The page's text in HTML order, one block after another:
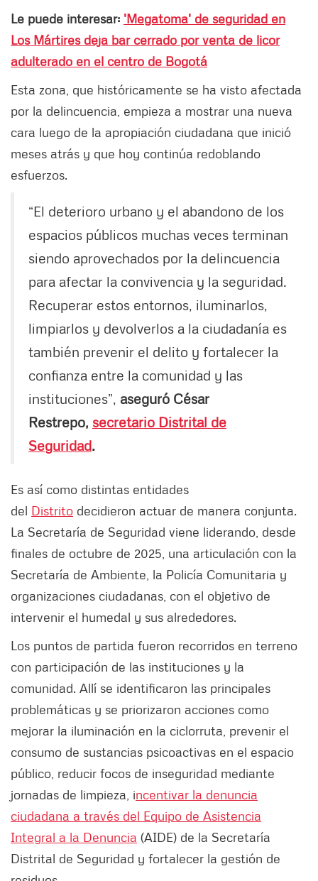
Le puede interesar: 'Megatoma' de seguridad en
Los Mártires deja bar cerrado por venta de licor
adulterado en el centro de Bogotá
Esta zona, que históricamente se ha visto afectada
por la delincuencia, empieza a mostrar una nueva
cara luego de la apropiación ciudadana que inició
meses atrás y que hoy continúa redoblando
esfuerzos.
“El deterioro urbano y el abandono de los
espacios públicos muchas veces terminan
siendo aprovechados por la delincuencia
para afectar la convivencia y la seguridad.
Recuperar estos entornos, iluminarlos,
limpiarlos y devolverlos a la ciudadanía es
también prevenir el delito y fortalecer la
confianza entre la comunidad y las
instituciones”, aseguró César
Restrepo, secretario Distrital de
Seguridad.
Es así como distintas entidades
del Distrito decidieron actuar de manera conjunta.
La Secretaría de Seguridad viene liderando, desde
finales de octubre de 2025, una articulación con la
Secretaría de Ambiente, la Policía Comunitaria y
organizaciones ciudadanas, con el objetivo de
intervenir el humedal y sus alrededores.
Los puntos de partida fueron recorridos en terreno
con participación de las instituciones y la
comunidad. Allí se identificaron las principales
problemáticas y se priorizaron acciones como
mejorar la iluminación en la ciclorruta, prevenir el
consumo de sustancias psicoactivas en el espacio
público, reducir focos de inseguridad mediante
jornadas de limpieza, incentivar la denuncia
ciudadana a través del Equipo de Asistencia
Integral a la Denuncia (AIDE) de la Secretaría
Distrital de Seguridad y fortalecer la gestión de